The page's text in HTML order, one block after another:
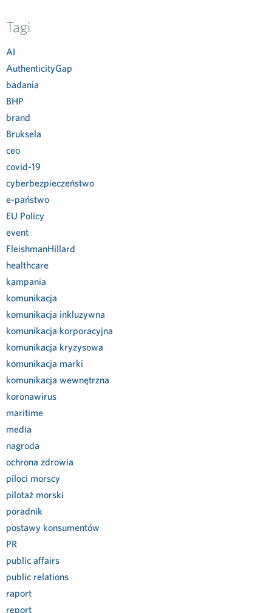
Tagi
AI
AuthenticityGap
badania
BHP
brand
Bruksela
ceo
covid-19
cyberbezpieczeństwo
e-państwo
EU Policy
event
FleishmanHillard
healthcare
kampania
komunikacja
komunikacja inkluzywna
komunikacja korporacyjna
komunikacja kryzysowa
komunikacja marki
komunikacja wewnętrzna
koronawirus
maritime
media
nagroda
ochrona zdrowia
piloci morscy
pilotaż morski
poradnik
postawy konsumentów
PR
public affairs
public relations
raport
report